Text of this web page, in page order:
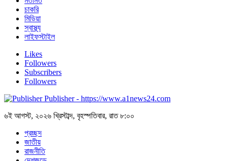
চাকরি
মিডিয়া
স্বাস্থ্য
লাইফস্টাইল
Likes
Followers
Subscribers
Followers
Publisher - https://www.a1news24.com
৬ই আগস্ট, ২০২৬ খ্রিস্টাব্দ, বৃহস্পতিবার, রাত ৮:০০
প্রচ্ছদ
জাতীয়
রাজনীতি